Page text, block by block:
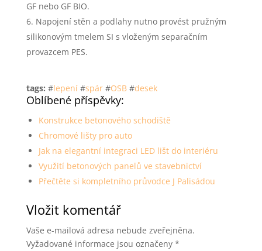
GF nebo GF BIO.
Napojení stěn a podlahy nutno provést pružným
silikonovým tmelem SI s vloženým separačním
provazcem PES.
tags: #lepení#spár#OSB#desek
Oblíbené příspěvky:
Konstrukce betonového schodiště
Chromové lišty pro auto
Jak na elegantní integraci LED lišt do interiéru
Využití betonových panelů ve stavebnictví
Přečtěte si kompletního průvodce J Palisádou
Vložit komentář
Vaše e-mailová adresa nebude zveřejněna.
Vyžadované informace jsou označeny *